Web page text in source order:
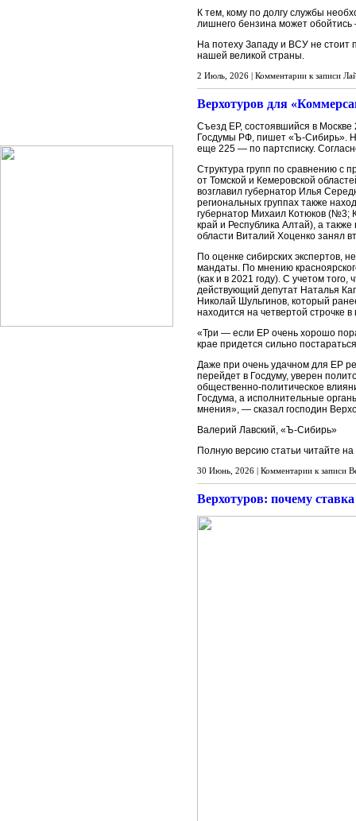
К тем, кому по долгу службы
лишнего бензина может
На потеху Западу и ВСУ не
нашей великой страны.
2 Июль, 2026 | Комментарии к записи
Верхотуров для
Съезд ЕР, состоявшийся в Москве
Госдумы РФ, пишет «Ъ-Сибирь».
еще 225 — по партсписку.
Структура групп по сравнению с
от Томской и Кемеровской
возглавил губернатор Илья
региональных группах также
губернатор Михаил Котюков (№3;
край и Республика Алтай), а
области Виталий Хоценко занял
По оценке сибирских экспертов,
мандаты. По мнению
(как и в 2021 году). С учетом
действующий депутат Наталья
Николай Шульгинов, который
находится на четвертой строчке
«Три — если ЕР очень хорошо
крае придется сильно
Даже при очень удачном для ЕР
перейдет в Госдуму, уверен
общественно-политическое
Госдума, а исполнительные
мнения», — сказал господин
Валерий Лавский, «Ъ-Сибирь»
Полную версию статьи читайте
30 Июнь, 2026 | Комментарии к записи
Верхотуров: почему